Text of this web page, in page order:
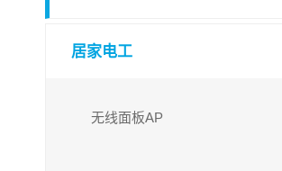
居家电工
无线面板AP